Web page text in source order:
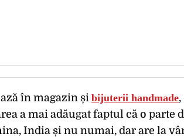
în magazin și bijuterii handmade
a mai adăugat faptul că o parte
India și nu numai, dar are la